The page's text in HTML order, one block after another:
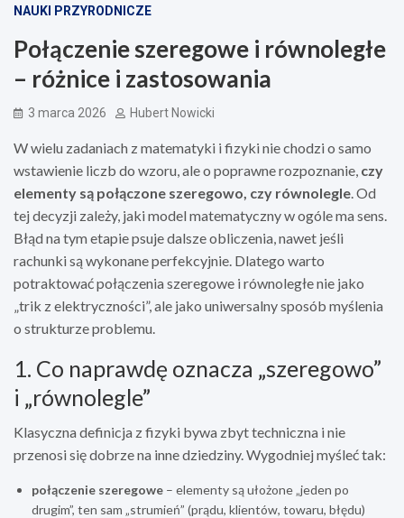
NAUKI PRZYRODNICZE
Połączenie szeregowe i równoległe
– różnice i zastosowania
3 marca 2026 Hubert Nowicki
W wielu zadaniach z matematyki i fizyki nie chodzi o samo
wstawienie liczb do wzoru, ale o poprawne rozpoznanie, czy
elementy są połączone szeregowo, czy równolegle . Od
tej decyzji zależy, jaki model matematyczny w ogóle ma sens.
Błąd na tym etapie psuje dalsze obliczenia, nawet jeśli
rachunki są wykonane perfekcyjnie. Dlatego warto
potraktować połączenia szeregowe i równoległe nie jako
„trik z elektryczności”, ale jako uniwersalny sposób myślenia
o strukturze problemu.
1. Co naprawdę oznacza „szeregowo”
i „równolegle”
Klasyczna definicja z fizyki bywa zbyt techniczna i nie
przenosi się dobrze na inne dziedziny. Wygodniej myśleć tak:
połączenie szeregowe – elementy są ułożone „jeden po
drugim”, ten sam „strumień” (prądu, klientów, towaru, błędu)